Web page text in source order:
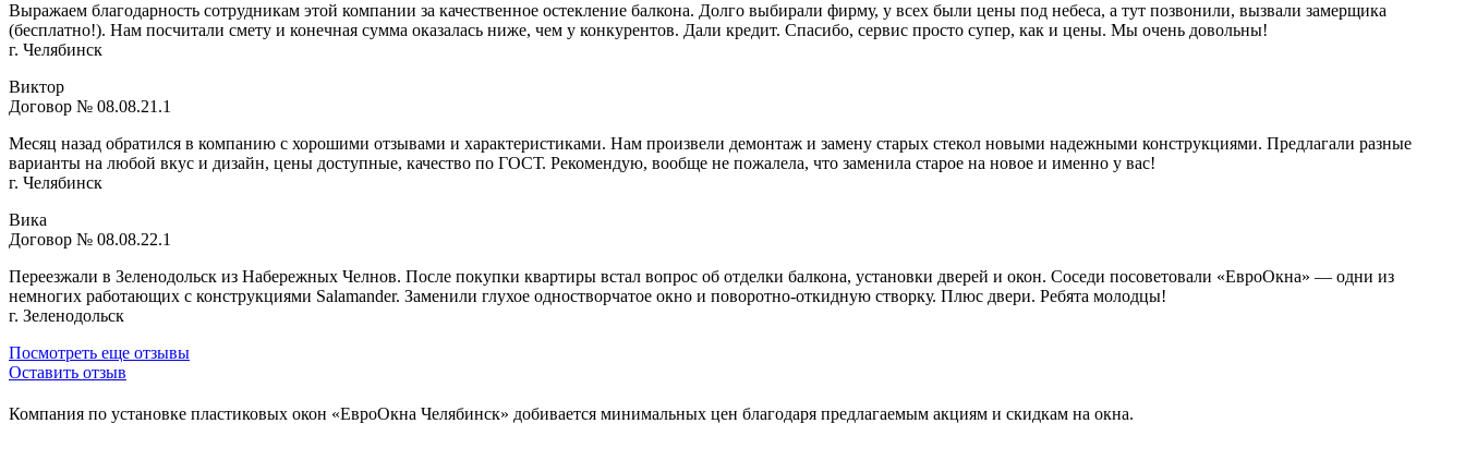
Выражаем благодарность сотрудникам этой компании за качественное остекление балкона. Долго выбирали фирму, у всех были цены под небеса, а тут позвонили, вызвали замерщика
(бесплатно!). Нам посчитали смету и конечная сумма оказалась ниже, чем у конкурентов. Дали кредит. Спасибо, сервис просто супер, как и цены. Мы очень довольны!
г. Челябинск
Виктор
Договор № 08.08.21.1
Месяц назад обратился в компанию с хорошими отзывами и характеристиками. Нам произвели демонтаж и замену старых стекол новыми надежными конструкциями. Предлагали разные
варианты на любой вкус и дизайн, цены доступные, качество по ГОСТ. Рекомендую, вообще не пожалела, что заменила старое на новое и именно у вас!
г. Челябинск
Вика
Договор № 08.08.22.1
Переезжали в Зеленодольск из Набережных Челнов. После покупки квартиры встал вопрос об отделки балкона, установки дверей и окон. Соседи посоветовали «ЕвроОкна» — одни из
немногих работающих с конструкциями Salamander. Заменили глухое одностворчатое окно и поворотно-откидную створку. Плюс двери. Ребята молодцы!
г. Зеленодольск
Посмотреть еще отзывы
Оставить отзыв
Компания по установке пластиковых окон «ЕвроОкна Челябинск» добивается минимальных цен благодаря предлагаемым акциям и скидкам на окна.